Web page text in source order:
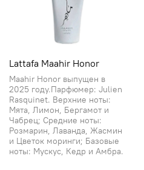
Lattafa Maahir Honor
Maahir Honor выпущен в
2025 году.Парфюмер: Julien
Rasquinet. Верхние ноты:
Мята, Лимон, Бергамот и
Чабрец; Средние ноты:
Розмарин, Лаванда, Жасмин
и Цветок моринги; Базовые
ноты: Мускус, Кедр и Амбра.